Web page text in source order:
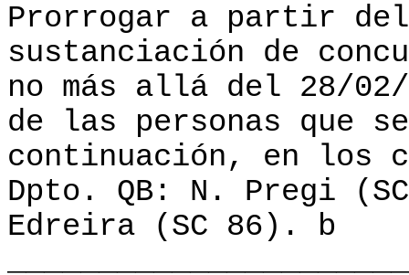
Prorrogar a partir
sustanciación de
no más allá del 28/
de las personas que
continuación, en los
Dpto. QB: N. Pregi
Edreira (SC 86). b